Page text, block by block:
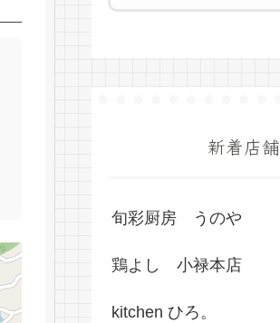
新着店舗
旬彩厨房 うのや
鶏よし 小禄本店
kitchen ひろ。